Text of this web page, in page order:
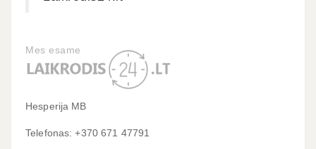
Mes esame
Hesperija MB
Telefonas: +370 671 47791